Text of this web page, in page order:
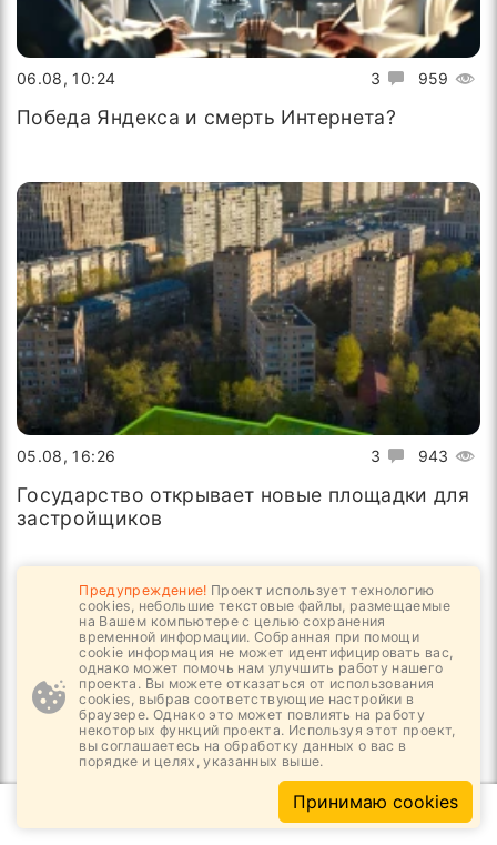
3 959
06.08, 10:24
Победа Яндекса и смерть Интернета?
3 943
05.08, 16:26
Государство открывает новые площадки для
застройщиков
Предупреждение! Проект использует технологию
cookies, небольшие текстовые файлы, размещаемые
на Вашем компьютере с целью сохранения
временной информации. Собранная при помощи
cookie информация не может идентифицировать вас,
однако может помочь нам улучшить работу нашего
проекта. Вы можете отказаться от использования
cookies, выбрав соответствующие настройки в
браузере. Однако это может повлиять на работу
некоторых функций проекта. Используя этот проект,
вы соглашаетесь на обработку данных о вас в
порядке и целях, указанных выше.
Принимаю cookies